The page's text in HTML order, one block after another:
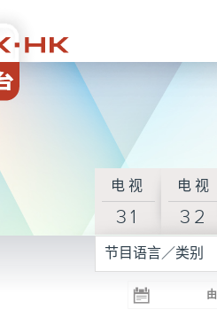
电视
31
电视
32
节目语言／类别
由